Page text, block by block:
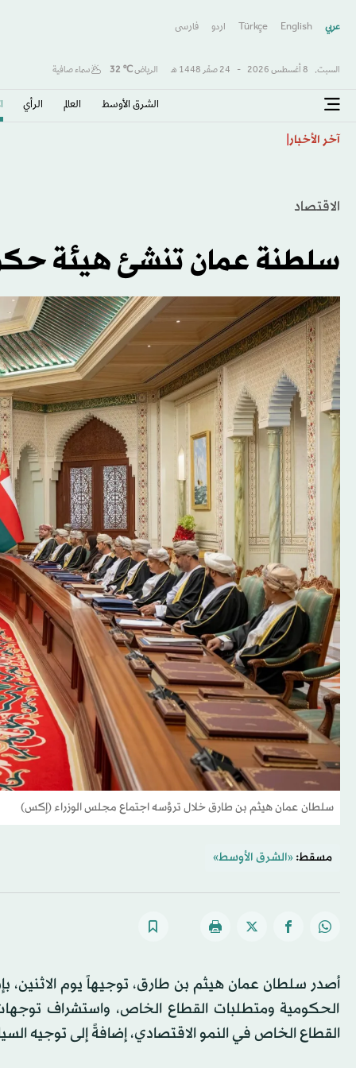
عربي English
Türkçe اردو فارسى
السبت, 8 أغسطس 2026 - 24 صفَر 1448 هـ الرياض℃
32 سماء صافية
الشرق الأوسط​ العالم الرأي
آخر الأخبار
الاقتصاد
سلطنة عمان تنشئ هيئة
سلطان عمان هيثم بن طارق خلال ترؤسه اجتماع مجلس الوزراء (إكس)
مسقط: «الشرق الأوسط»
أصدر سلطان عمان هيثم بن طارق، توجيهاً يوم
الحكومية ومتطلبات القطاع الخاص، واستشراف توجهات
القطاع الخاص في النمو الاقتصادي، إضافةً إلى توجيه